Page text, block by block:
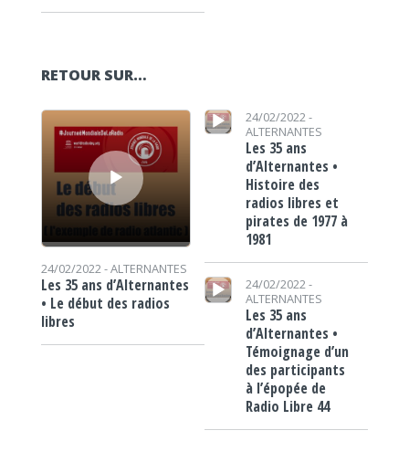
RETOUR SUR…
Lecteur audio
24/02/2022 -ALTERNANTES
Les 35 ans d’Alternantes
• Le début des radios
libres
Lecteur audio
24/02/2022 -
ALTERNANTES
Les 35 ans
d’Alternantes •
Histoire des
radios libres et
pirates de 1977 à
1981
Lecteur audio
24/02/2022 -
ALTERNANTES
Les 35 ans
d’Alternantes •
Témoignage d’un
des participants
à l’épopée de
Radio Libre 44